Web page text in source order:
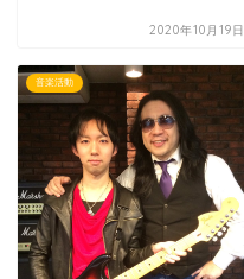
2020年10月19日
音楽活動